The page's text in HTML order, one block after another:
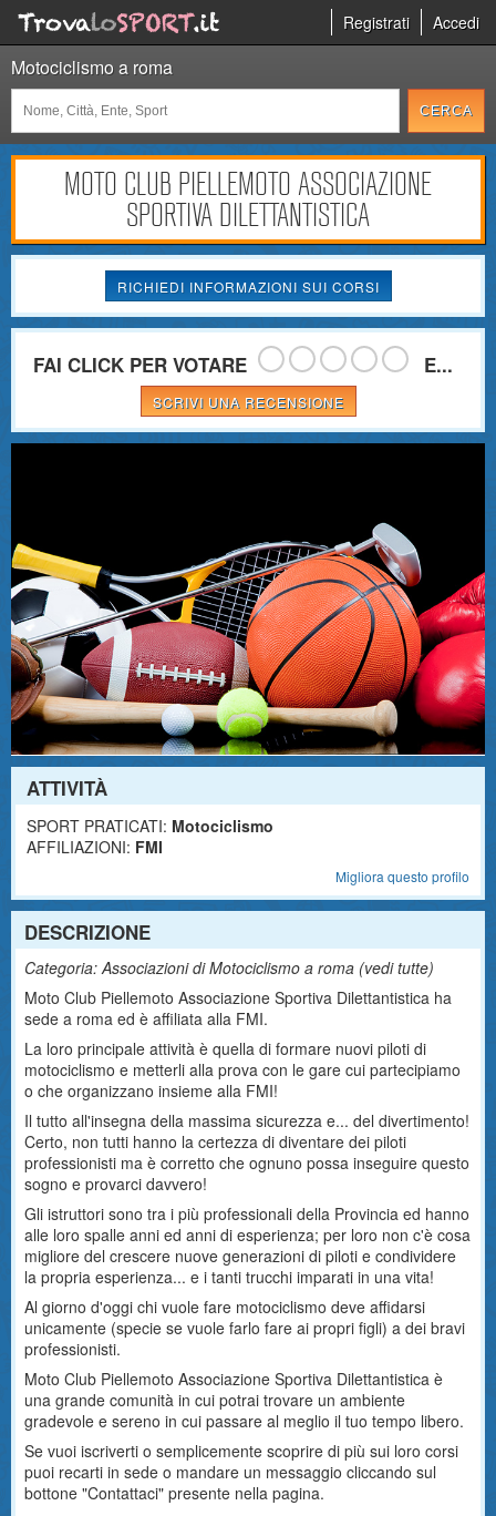
Registrati Accedi
Motociclismo a roma
MOTO CLUB PIELLEMOTO ASSOCIAZIONE
SPORTIVA DILETTANTISTICA
RICHIEDI INFORMAZIONI SUI CORSI
FAI CLICK PER VOTARE E...
SCRIVI UNA RECENSIONE
ATTIVITÀ
SPORT PRATICATI: Motociclismo
AFFILIAZIONI: FMI
Migliora questo profilo
DESCRIZIONE
Categoria: Associazioni di Motociclismo a roma (vedi tutte)
Moto Club Piellemoto Associazione Sportiva Dilettantistica ha
sede a roma ed è affiliata alla FMI.
La loro principale attività è quella di formare nuovi piloti di
motociclismo e metterli alla prova con le gare cui partecipiamo
o che organizzano insieme alla FMI!
Il tutto all'insegna della massima sicurezza e... del divertimento!
Certo, non tutti hanno la certezza di diventare dei piloti
professionisti ma è corretto che ognuno possa inseguire questo
sogno e provarci davvero!
Gli istruttori sono tra i più professionali della Provincia ed hanno
alle loro spalle anni ed anni di esperienza; per loro non c'è cosa
migliore del crescere nuove generazioni di piloti e condividere
la propria esperienza... e i tanti trucchi imparati in una vita!
Al giorno d'oggi chi vuole fare motociclismo deve affidarsi
unicamente (specie se vuole farlo fare ai propri figli) a dei bravi
professionisti.
Moto Club Piellemoto Associazione Sportiva Dilettantistica è
una grande comunità in cui potrai trovare un ambiente
gradevole e sereno in cui passare al meglio il tuo tempo libero.
Se vuoi iscriverti o semplicemente scoprire di più sui loro corsi
puoi recarti in sede o mandare un messaggio cliccando sul
bottone "Contattaci" presente nella pagina.